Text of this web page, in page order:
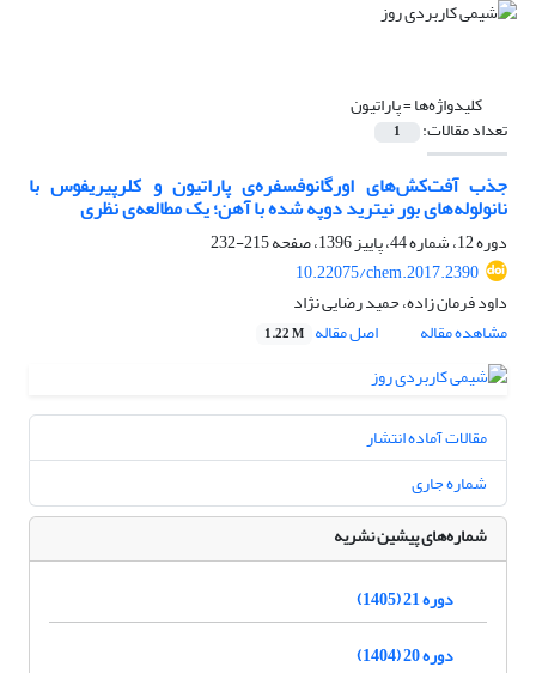
کلیدواژه‌ها =پاراتیون
تعداد مقالات: 1
جذب آفت‌کش‌های اورگانوفسفره‌ی پاراتیون و کلرپیریفوس با
نانولوله‌های بور نیترید دوپه شده با آهن؛ یک مطالعه‌ی نظری
دوره 12، شماره 44، پاییز 1396، صفحه
215-232
10.22075/chem.2017.2390
داود فرمان زاده، حمید رضایی نژاد
مشاهده مقاله
اصل مقاله 1.22 M
مقالات آماده انتشار
شماره جاری
شماره‌های پیشین نشریه
دوره 21 (1405)
دوره 20 (1404)